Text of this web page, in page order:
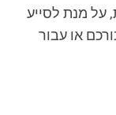
על מנת לסייע
או עבור